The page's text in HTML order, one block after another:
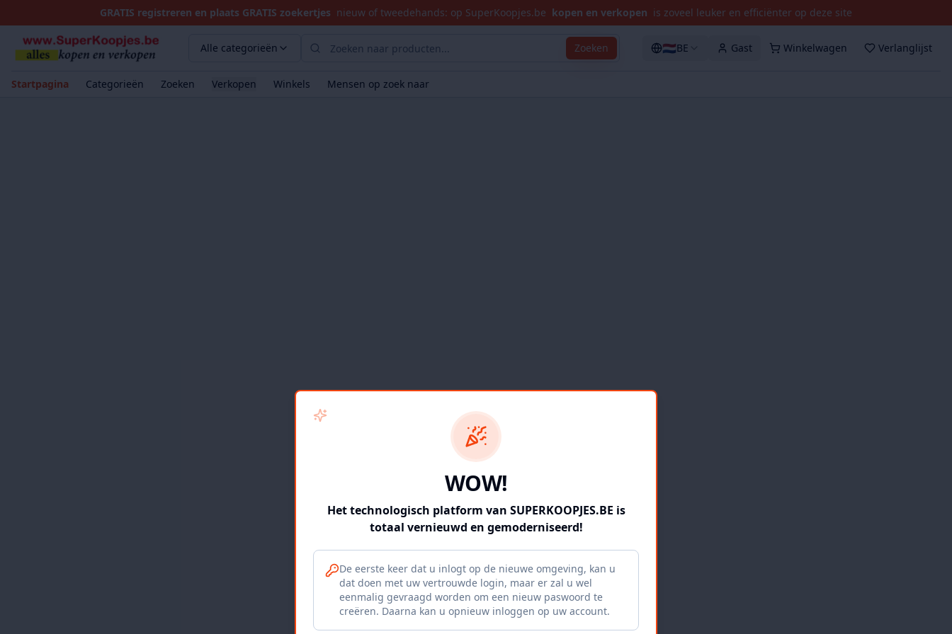
GRATIS registreren en plaats GRATIS zoekertjes nieuw of tweedehands: op SuperKoopjes.be kopen en verkopen is zoveel leuker en efficiënter op deze site
Alle categorieën Zoeken 🇳🇱BE Gast Winkelwagen Verlanglijst
Startpagina Categorieën Zoeken Verkopen Winkels Mensen op zoek naar
404
WOW!
Het technologisch platform van SUPERKOOPJES.BE is
totaal vernieuwd en gemoderniseerd!
De eerste keer dat u inlogt op de nieuwe omgeving, kan u
dat doen met uw vertrouwde login, maar er zal u wel
eenmalig gevraagd worden om een nieuw paswoord te
creëren. Daarna kan u opnieuw inloggen op uw account.